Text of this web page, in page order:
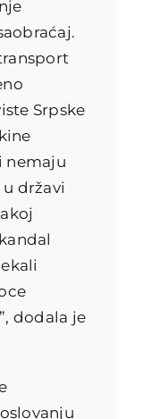
Srpske
nemaju
državi
dodala je